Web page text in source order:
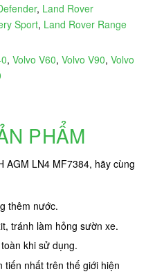
, Land Rover
Sport, Land Rover Range
, Volvo V60, Volvo V90, Volvo
PHẨM
AGM LN4 MF7384, hãy cùng
thêm nước.
tránh làm hỏng sườn xe.
khi sử dụng.
tiến nhất trên thế giới hiện